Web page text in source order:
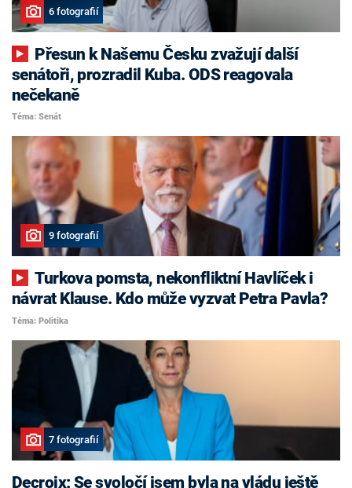
6 fotografií
senátoři, prozradil Kuba. ODS reagovala
nečekaně
Téma: Senát
9 fotografií
Turkova pomsta, nekonfliktní Havlíček i
návrat Klause. Kdo může vyzvat Petra Pavla?
Téma: Politika
7 fotografií
Decroix: Se svoločí jsem byla na vládu ještě